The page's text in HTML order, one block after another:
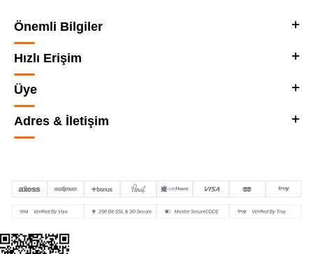
Önemli Bilgiler
Hızlı Erişim
Üye
Adres & İletişim